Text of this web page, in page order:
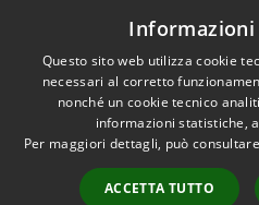
Dichiarazione di accessibilità
Accessibilità
Informazioni
Questo sito web utilizza cookie
necessari al corretto
nonché un cookie tecnico
informazioni statistiche,
Per maggiori dettagli, può
ACCETTA TUTTO